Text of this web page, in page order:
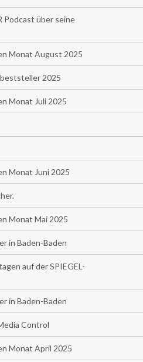
Podcast über seine
Monat August 2025
2025
Monat Juli 2025
Monat Juni 2025
Monat Mai 2025
in Baden-Baden
auf der SPIEGEL-
in Baden-Baden
Control
Monat April 2025